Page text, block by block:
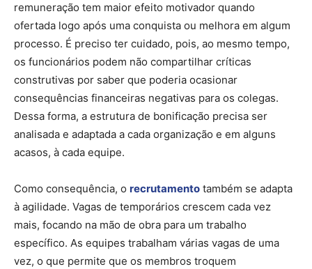
remuneração tem maior efeito motivador quando
ofertada logo após uma conquista ou melhora em algum
processo. É preciso ter cuidado, pois, ao mesmo tempo,
os funcionários podem não compartilhar críticas
construtivas por saber que poderia ocasionar
consequências financeiras negativas para os colegas.
Dessa forma, a estrutura de bonificação precisa ser
analisada e adaptada a cada organização e em alguns
acasos, à cada equipe.
Como consequência, o recrutamento também se adapta
à agilidade. Vagas de temporários crescem cada vez
mais, focando na mão de obra para um trabalho
específico. As equipes trabalham várias vagas de uma
vez, o que permite que os membros troquem